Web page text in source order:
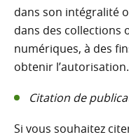
dans son intégralité
dans des collections
numériques, à des
obtenir
Citation de
Si vous souhaitez